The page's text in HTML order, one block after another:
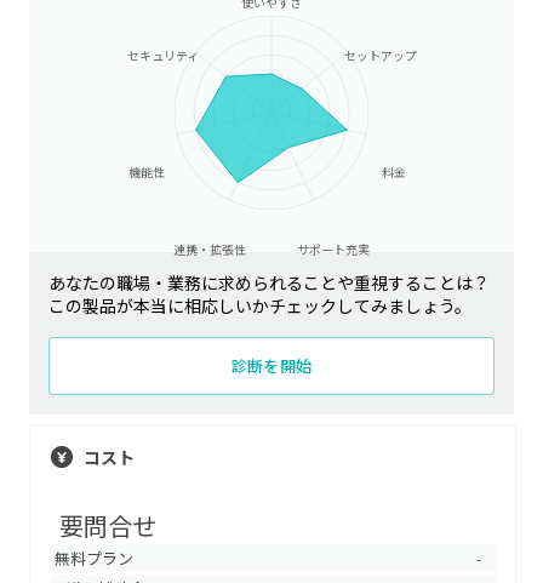
セットアップ
料金
サポート充実
連携・拡張性
機能性
セキュリティ
あなたの職場・業務に求められることや重視することは？
この製品が本当に相応しいかチェックしてみましょう。
診断を開始
コスト
要問合せ
無料プラン -